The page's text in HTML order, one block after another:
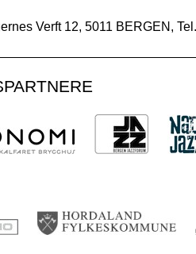
Verft 12, 5011 BERGEN,